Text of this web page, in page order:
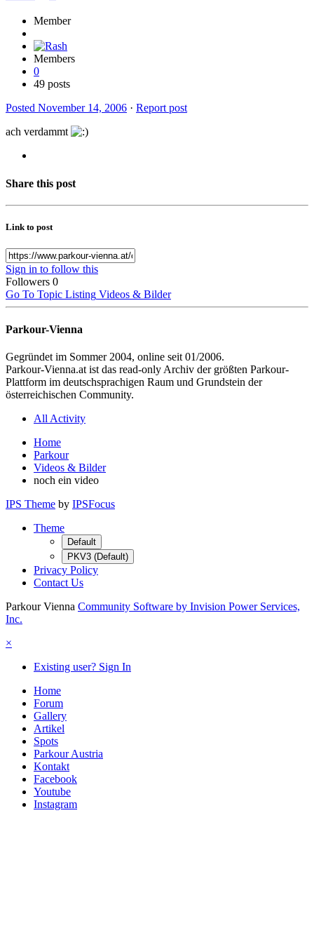
Member
Members
0
49 posts
Posted November 14, 2006 · Report post
ach verdammt
Share this post
Link to post
Sign in to follow this
Followers 0
Go To Topic Listing Videos & Bilder
Parkour-Vienna
Gegründet im Sommer 2004, online seit 01/2006.
Parkour-Vienna.at ist das read-only Archiv der größten Parkour-
Plattform im deutschsprachigen Raum und Grundstein der
österreichischen Community.
All Activity
Home
Parkour
Videos & Bilder
noch ein video
IPS Theme by IPSFocus
Theme
Default
PKV3 (Default)
Privacy Policy
Contact Us
Parkour Vienna Community Software by Invision Power Services,
Inc.
×
Existing user? Sign In
Home
Forum
Gallery
Artikel
Spots
Parkour Austria
Kontakt
Facebook
Youtube
Instagram